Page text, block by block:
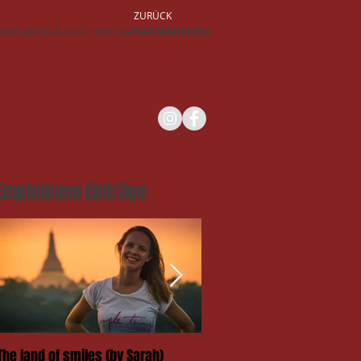
& SHOP VON LUKAS MARCHESI
ZURÜCK
Einträge
land of smiles (by Sarah)